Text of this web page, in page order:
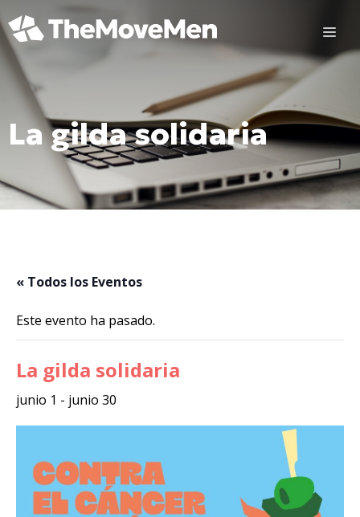
al
contenido
La gilda solidaria
« Todos los Eventos
Este evento ha pasado.
La gilda solidaria
junio 1 - junio 30